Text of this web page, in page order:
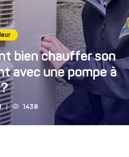
bien chauffer son
avec une pompe à
1438